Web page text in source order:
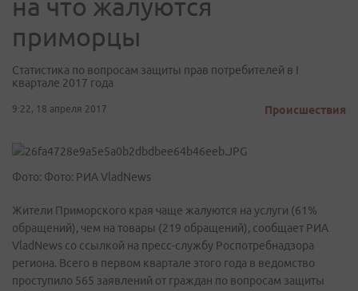
на что жалуются
приморцы
Статистика по вопросам защиты прав потребителей в I
квартале 2017 года
9:22, 18 апреля 2017 Происшествия
Фото: Фото: РИА VladNews
Жители Приморского края чаще жалуются на услуги (61%
обращений), чем на товары (219 обращений), сообщает РИА
VladNews со ссылкой на пресс-службу Роспотребнадзора
региона. Всего в первом квартале этого года в ведомство
проступило 565 заявлений от граждан по вопросам защиты